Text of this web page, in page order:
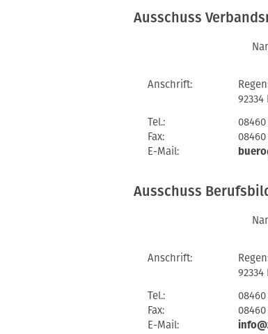
Ausschuss
Anschrift:
Tel.:
08460
Fax:
08460
E-Mail:
Ausschuss
Anschrift:
Tel.:
08460
Fax:
08460
E-Mail: